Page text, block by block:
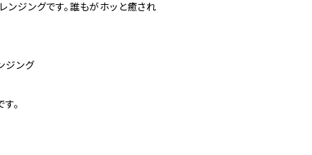
ジングです。誰もがホッと癒され
ジング
。